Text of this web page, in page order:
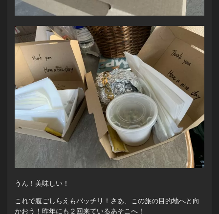
うん！美味しい！
これで腹ごしらえもバッチリ！さあ、この旅の目的地へと向
かおう！昨年にも２回来ているあそこへ！